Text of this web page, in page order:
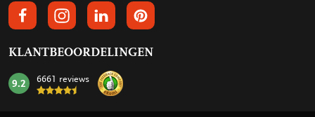
VOLGS ONS OP FACEBOOK
VOLG ONS OP INSTAGRAM
VOLG ONS OP LINKEDIN
VOLG ONS OP PINTEREST
KLANTBEOORDELINGEN
mark:
9.2 6661 reviews